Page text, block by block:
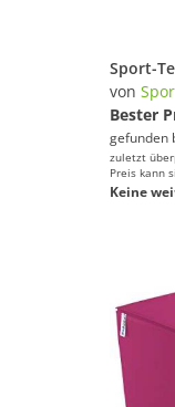
von
Bester
gefunden
zuletzt
Preis kann
Keine